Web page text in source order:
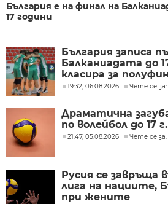
България е на финал на
17 години
България записа
Балканиадата до
класира за
19:32, 06.08.2026 Чете се
Драматична
по волейбол до 17
21:47, 05.08.2026 Чете се
Русия се завръща
лига на нациите,
при жените